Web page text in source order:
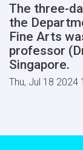
The three-
the
Fine Arts
professor
Singapore.
Thu, Jul 18 2024